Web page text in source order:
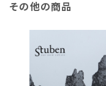
その他の商品